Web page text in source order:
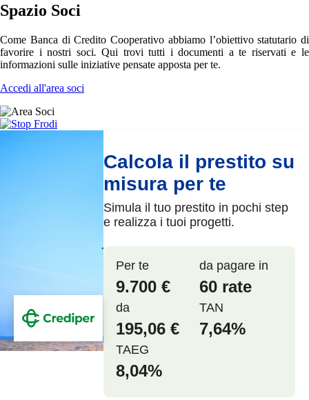
Spazio Soci
Come Banca di Credito Cooperativo abbiamo l’obiettivo statutario di
favorire i nostri soci.Qui trovi tutti i documenti a te riservati e le
informazioni sulle iniziative pensate apposta per te.
Accedi all'area soci